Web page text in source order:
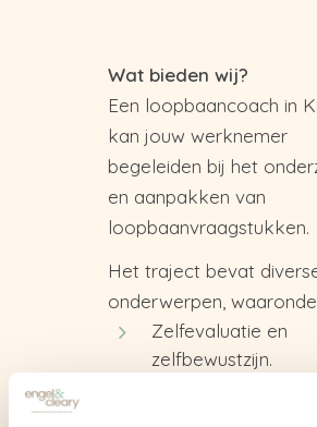
Wat bieden wij?
Een loopbaancoach in
kan jouw werknemer
begeleiden bij het
en aanpakken van
loopbaanvraagstukken.
Het traject bevat
onderwerpen,
Zelfevaluatie en
zelfbewustzijn.